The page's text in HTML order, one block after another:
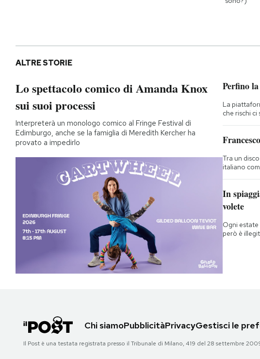
ALTRE STORIE
Lo spettacolo comico di Amanda Knox
sui suoi processi
Interpreterà un monologo comico al Fringe Festival di
Edimburgo, anche se la famiglia di Meredith Kercher ha
provato a impedirlo
Perfino
La
che rischi ci
Tra un
italiano
In
volete
Ogni
però è
Chi siamoPubblicitàPrivacyGestisci le
Il Post è una testata registrata presso il Tribunale di Milano, 419 del 28 settembre